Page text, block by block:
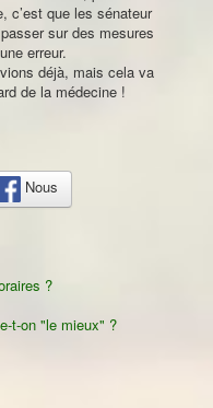
c’est que les sénateur
sur des mesures
erreur.
déjà, mais cela va
de la médecine !
Nous
?
t-on "le mieux" ?